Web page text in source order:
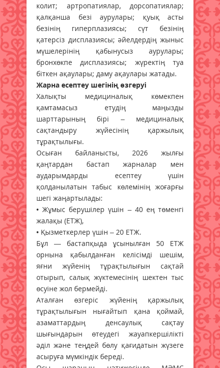
колит; артропатиялар, дорсопатиялар;
қалқанша безі аурулары; қуық асты
безінің гиперплазиясы; сүт безінің
қатерсіз дисплазиясы; әйелдердің жыныс
мүшелерінің қабынусыз аурулары;
бронхөкпе дисплазиясы; жүректің туа
біткен ақаулары; даму ақаулары жатады.
Жарна есептеу шегінің өзгеруі
Халықты медициналық көмекпен
қамтамасыз етудің маңызды
шарттарының бірі – медициналық
сақтандыру жүйесінің қаржылық
тұрақтылығы.
Осыған байланысты, 2026 жылғы
қаңтардан бастап жарналар мен
аударымдарды есептеу үшін
қолданылатын табыс көлемінің жоғарғы
шегі жаңартылады:
• Жұмыс берушілер үшін – 40 ең төменгі
жалақы (ЕТЖ),
• Қызметкерлер үшін – 20 ЕТЖ.
Бұл — бастапқыда ұсынылған 50 ЕТЖ
орнына қабылданған келісімді шешім,
яғни жүйенің тұрақтылығын сақтай
отырып, салық жүктемесінің шектен тыс
өсуіне жол бермейді.
Аталған өзгеріс жүйенің қаржылық
тұрақтылығын нығайтып қана қоймай,
азаматтардың денсаулық сақтау
шығындарын өтеудегі жауапкершілікті
әділ және теңдей бөлу қағидатын жүзеге
асыруға мүмкіндік береді.